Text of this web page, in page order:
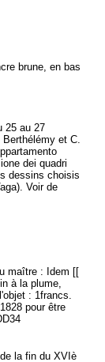
brune, en bas
25 au 27
et C.
dei quadri
dessins choisis
Voir de
maître : Idem [[
à la plume,
: 1francs.
pour être
la fin du XVIè